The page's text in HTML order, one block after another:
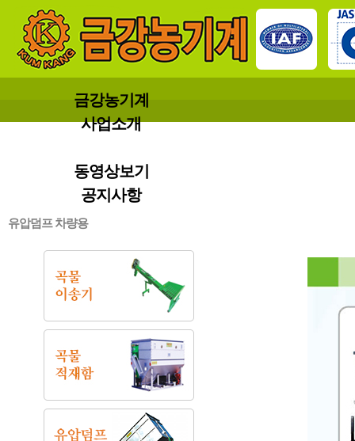
금강농기계
사업소개
동영상보기
공지사항
유압덤프 차량용